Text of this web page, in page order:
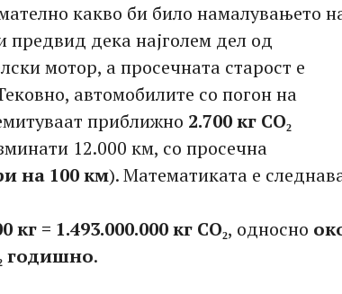
какво би било намалувањето
предвид дека најголем дел од
мотор, а просечната старост е
автомобилите со погон на
приближно 2.700 кг CO₂
12.000 км, со просечна
на 100 км). Математиката е
кг = 1.493.000.000 кг CO₂, односно
годишно.